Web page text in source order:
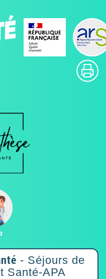
- Séjours de
Santé-APA